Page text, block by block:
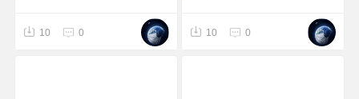
10 0 10 0